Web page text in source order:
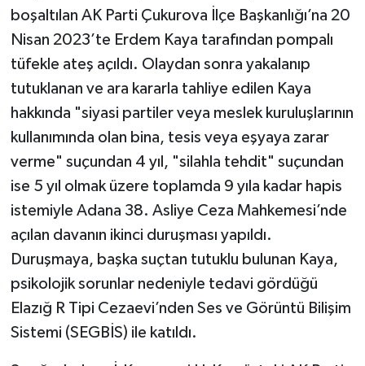
boşaltılan AK Parti Çukurova İlçe Başkanlığı’na 20
Nisan 2023’te Erdem Kaya tarafından pompalı
tüfekle ateş açıldı. Olaydan sonra yakalanıp
tutuklanan ve ara kararla tahliye edilen Kaya
hakkında "siyasi partiler veya meslek kuruluşlarının
kullanımında olan bina, tesis veya eşyaya zarar
verme" suçundan 4 yıl, "silahla tehdit" suçundan
ise 5 yıl olmak üzere toplamda 9 yıla kadar hapis
istemiyle Adana 38. Asliye Ceza Mahkemesi’nde
açılan davanın ikinci duruşması yapıldı.
Duruşmaya, başka suçtan tutuklu bulunan Kaya,
psikolojik sorunlar nedeniyle tedavi gördüğü
Elazığ R Tipi Cezaevi’nden Ses ve Görüntü Bilişim
Sistemi (SEGBİS) ile katıldı.